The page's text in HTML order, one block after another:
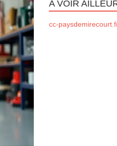
A VOIR
cc-